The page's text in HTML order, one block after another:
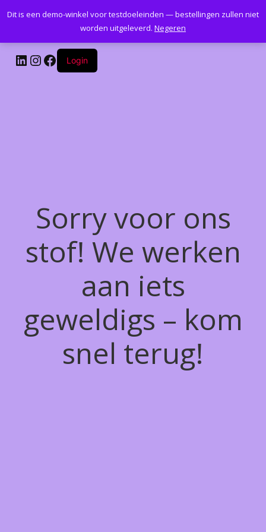
Kantoormeubelenplus.com
LinkedIn
Instagram
Facebook
Login
Sorry voor ons
stof! We werken
aan iets
geweldigs – kom
snel terug!
Dit is een demo-winkel voor testdoeleinden — bestellingen zullen niet
worden uitgeleverd. Negeren